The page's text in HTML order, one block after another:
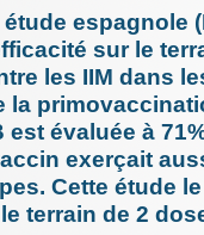
espagnole
sur le
les IIM dans
la
évaluée à
exerçait
Cette étude
terrain de 2